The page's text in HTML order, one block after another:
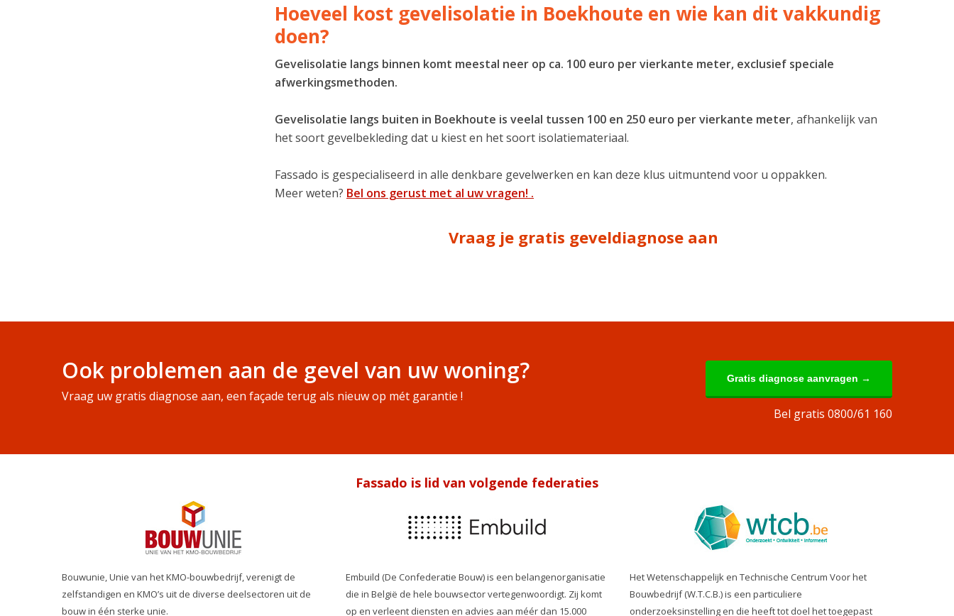
Hoeveel kost gevelisolatie in Boekhoute en wie kan dit vakkundig
doen?
Gevelisolatie langs binnen komt meestal neer op ca. 100 euro per vierkante meter, exclusief speciale
afwerkingsmethoden.
Gevelisolatie langs buiten in Boekhoute is veelal tussen 100 en 250 euro per vierkante meter, afhankelijk van
het soort gevelbekleding dat u kiest en het soort isolatiemateriaal.
Fassado is gespecialiseerd in alle denkbare gevelwerken en kan deze klus uitmuntend voor u oppakken.
Meer weten? Bel ons gerust met al uw vragen! .
Vraag je gratis geveldiagnose aan
Ook problemen aan de gevel van uw woning?
Vraag uw gratis diagnose aan, een façade terug als nieuw op mét garantie !
Gratis diagnose aanvragen →
Bel gratis 0800/61 160
Fassado is lid van volgende federaties
Bouwunie, Unie van het KMO-bouwbedrijf, verenigt de
zelfstandigen en KMO’s uit de diverse deelsectoren uit de
bouw in één sterke unie.
Embuild (De Confederatie Bouw) is een belangenorganisatie
die in België de hele bouwsector vertegenwoordigt. Zij komt
op en verleent diensten en advies aan méér dan 15.000
Het Wetenschappelijk en Technische Centrum Voor het
Bouwbedrijf (W.T.C.B.) is een particuliere
onderzoeksinstelling en die heeft tot doel het toegepast